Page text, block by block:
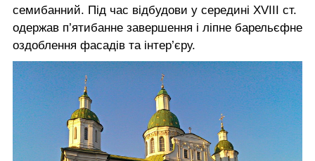
семибанний. Під час відбудови у середині XVIII ст.
одержав п’ятибанне завершення і ліпне барельєфне
оздоблення фасадів та інтер’єру.